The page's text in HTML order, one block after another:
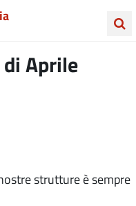
Aprile
strutture è sempre